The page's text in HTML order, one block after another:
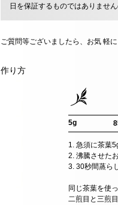
日を保証するものではありませ
ご質問等ございましたら、お気 軽に
作り方
5g
1. 急須に茶葉
2. 沸騰させた
3. 30秒間蒸ら
同じ茶葉を使
二煎目と三煎